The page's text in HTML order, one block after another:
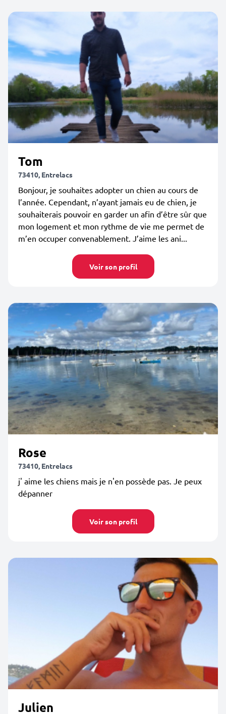
Tom
73410, Entrelacs
Bonjour, je souhaites adopter un chien au cours de
l’année. Cependant, n’ayant jamais eu de chien, je
souhaiterais pouvoir en garder un afin d’être sûr que
mon logement et mon rythme de vie me permet de
m’en occuper convenablement. J’aime les ani...
Voir son profil
Rose
73410, Entrelacs
j' aime les chiens mais je n'en possède pas. Je peux
dépanner
Voir son profil
Julien